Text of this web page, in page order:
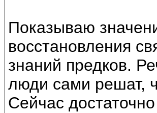
Показываю
восстановления
знаний предков.
люди сами решат,
Сейчас